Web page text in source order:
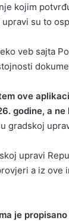
kojim
su to
veb sajta
ove
godine, a
gradskoj
upravi
a iz
je